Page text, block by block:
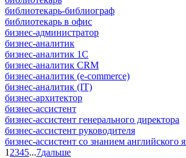
библиотекарь-библиограф
библиотекарь в офис
бизнес-администратор
бизнес-аналитик
бизнес-аналитик 1С
бизнес-аналитик CRM
бизнес-аналитик (e-commerce)
бизнес-аналитик (IT)
бизнес-архитектор
бизнес-ассистент
бизнес-ассистент генерального директора
бизнес-ассистент руководителя
бизнес-ассистент со знанием английского
1 2345...7дальше